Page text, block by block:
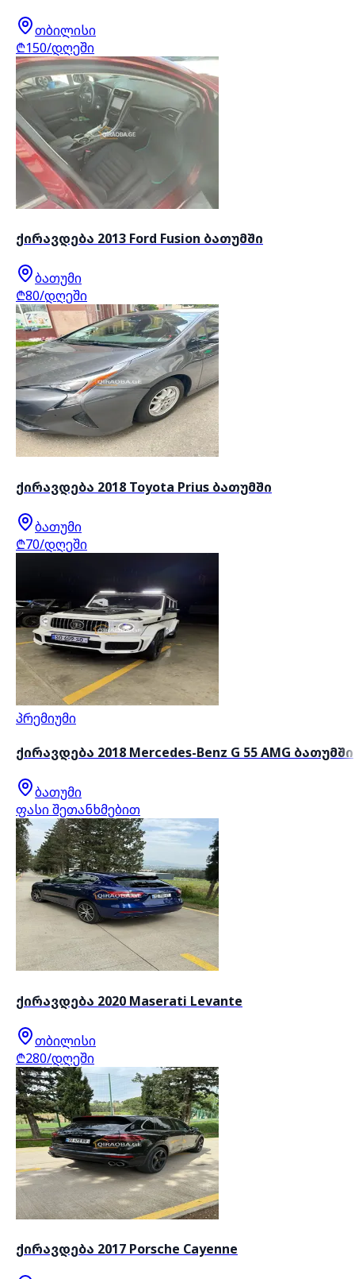
თბილისი
₾150/დღეში
ქირავდება 2013 Ford Fusion ბათუმში
ბათუმი
₾80/დღეში
ქირავდება 2018 Toyota Prius ბათუმში
ბათუმი
₾70/დღეში
პრემიუმი
ქირავდება 2018 Mercedes-Benz G 55 AMG ბათუმში
ბათუმი
ფასი შეთანხმებით
ქირავდება 2020 Maserati Levante
თბილისი
₾280/დღეში
ქირავდება 2017 Porsche Cayenne